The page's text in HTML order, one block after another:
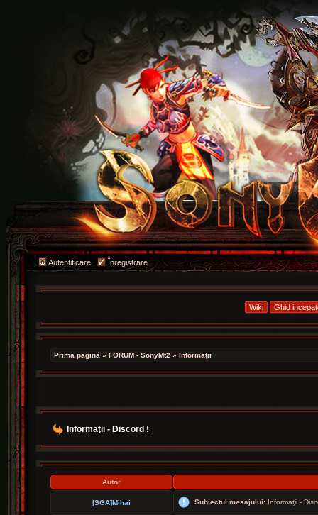
Autentificare Înregistrare
Prima pagină » FORUM - SonyMt2 » Informaţii
Informaţii - Discord !
Autor
[SGA]Mihai Subiectul mesajului: Informaţii -